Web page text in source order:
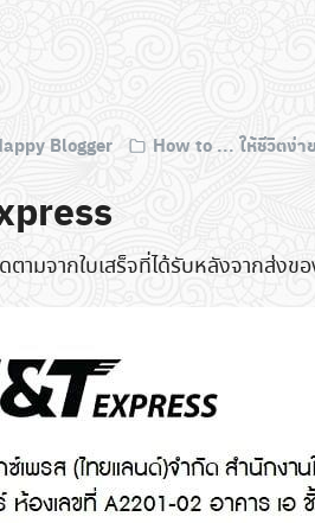
Blogger How to ... ให้ชีวิตง่า
ามจากใบเสร็จที่ได้รับหลังจากส่งข